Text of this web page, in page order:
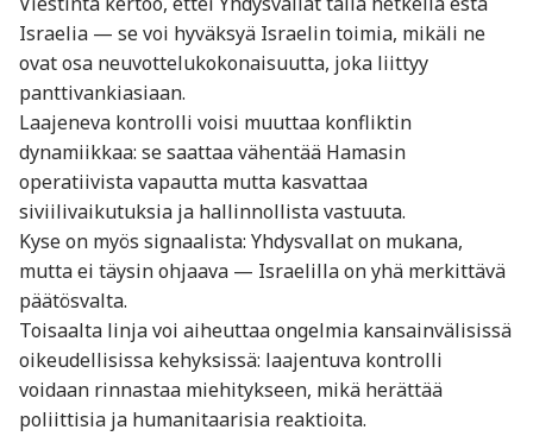
Israelia — se voi hyväksyä Israelin toimia, mikäli ne
ovat osa neuvottelukokonaisuutta, joka liittyy
panttivankiasiaan.
Laajeneva kontrolli voisi muuttaa konfliktin
dynamiikkaa: se saattaa vähentää Hamasin
operatiivista vapautta mutta kasvattaa
siviilivaikutuksia ja hallinnollista vastuuta.
Kyse on myös signaalista: Yhdysvallat on mukana,
mutta ei täysin ohjaava — Israelilla on yhä merkittävä
päätösvalta.
Toisaalta linja voi aiheuttaa ongelmia kansainvälisissä
oikeudellisissa kehyksissä: laajentuva kontrolli
voidaan rinnastaa miehitykseen, mikä herättää
poliittisia ja humanitaarisia reaktioita.